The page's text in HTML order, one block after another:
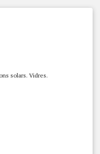
solars. Vidres.